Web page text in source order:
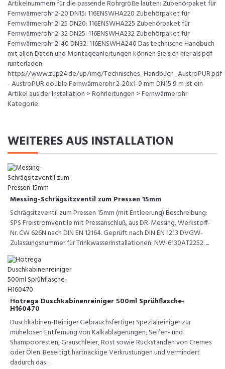
Artikelnummern für die passende Rohrgröße lauten: Zubehörpaket für
Fernwärmerohr 2-20 DN15: 116ENSWHA220 Zubehörpaket für
Fernwärmerohr 2-25 DN20: 116ENSWHA225 Zubehörpaket für
Fernwärmerohr 2-32 DN25: 116ENSWHA232 Zubehörpaket für
Fernwärmerohr 2-40 DN32: 116ENSWHA240 Das technische Handbuch
mit allen Daten und Montageanleitungen können Sie sich hier als pdf
runterladen:
https://www.zup24.de/up/img/Technisches_Handbuch_AustroPUR.pdf
- AustroPUR double Fernwärmerohr 2-20x1-9 mm DN15 9 m ist ein
Artikel aus der Installation > Rohrleitungen > Fernwärmerohr
Kategorie.
WEITERES AUS INSTALLATION
Messing-Schrägsitzventil zum Pressen 15mm
Schrägsitzventil zum Pressen 15mm (mit Entleerung) Beschreibung:
SPS Freistromventile mit Pressanschluß, aus DR-Messing, Werkstoff-
Nr. CW 626N nach DIN EN 12164. Geprüft nach DIN EN 1213 DVGW-
Zulassungsnummer für Trinkwasserinstallationen: NW-6130AT2252. ...
Hotrega Duschkabinenreiniger 500ml Sprühflasche-
H160470
Duschkabinen-Reiniger Gebrauchsfertiger Spezialreiniger zur
mühelosen Entfernung von Kalkablagerungen, Seifen- und
Shampooresten, Grauschleier, Rost sowie Rückständen von Cremes
oder Ölen. Beseitigt hartnäckige Verkrustungen und vermindert
dadurch das ...